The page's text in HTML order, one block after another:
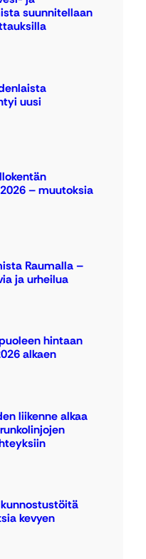
suunnitellaan
uusi
– muutoksia
Raumalla –
ja urheilua
hintaan
alkaen
liikenne alkaa
kevyen